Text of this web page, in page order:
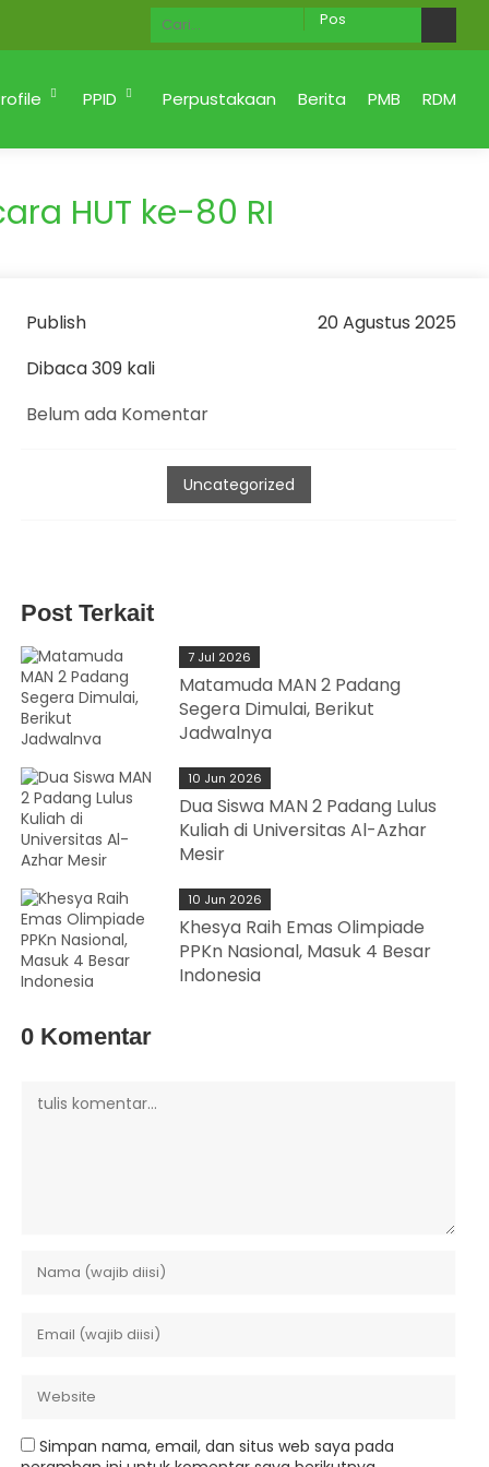
Ahlan Wa Sahlan di Website MAN 2 KOTA
PPID Perpustakaan Berita PMB RDM
HUT ke-80 RI
Publish
20 Agustus 2025
Dibaca 309 kali
Belum ada Komentar
Uncategorized
Post Terkait
7 Jul 2026
Matamuda MAN 2 Padang
Segera Dimulai, Berikut
Jadwalnya
10 Jun 2026
Dua Siswa MAN 2 Padang Lulus
Kuliah di Universitas Al-Azhar
Mesir
10 Jun 2026
Khesya Raih Emas Olimpiade
PPKn Nasional, Masuk 4 Besar
Indonesia
0 Komentar
Simpan nama, email, dan situs web saya pada